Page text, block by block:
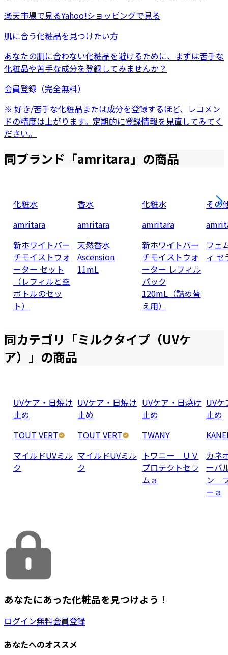
楽天市場で見るYahoo!ショッピングで見る
肌に合う化粧品を見つけたい方
あなたの肌に合わない化粧品を避けるために、まずは苦手な
化粧品や苦手な成分を登録してみませんか？
会員登録（完全無料）
※ 好き/苦手な化粧品または成分を登録するほど、レコメン
ドの精度は上がります。定期的に登録情報を見直してみてく
ださい。
同ブランド「amritara」の商品
化粧水
amritara
新ホワイトバー
チモイストウォ
ーター セット
（レフィルと空
ボトルのセッ
ト）
香水
amritara
天然香水
Ascension
11mL
化粧水
amritara
新ホワイトバー
チモイストウォ
ーター レフィル
パック
120mL（詰め替
え用）
その
フェ
ィ セ
同カテゴリ「ミルクタイプ（UVケ
ア） 」の商品
UVケア・日焼け
止め
TOUT VERT
マイルドUVミル
ク
UVケア・日焼け
止め
TOUT VERT
マイルドUVミル
ク
UVケア・日焼け
止め
TWANY
トワニー ＵＶ
プロテクトセラ
ムａ
UV
止め
カネ
ーバ
ン
ーａ
あなたにあった化粧品を見つけよう！
ログイン無料会員登録
あなたへのオススメ